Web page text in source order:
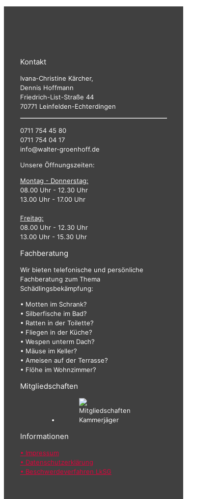
Kontakt
Ivana-Christine Kärcher,
Dennis Hoffmann
Friedrich-List-Straße 44
70771 Leinfelden-Echterdingen
0711 754 45 80
0711 754 04 17
info@walter-groenhoff.de
Unsere Öffnungszeiten:
Montag - Donnerstag:
08.00 Uhr - 12.30 Uhr
13.00 Uhr - 17.00 Uhr
Freitag:
08.00 Uhr - 12.30 Uhr
13.00 Uhr - 15.30 Uhr
Fachberatung
Wir bieten telefonische und persönliche
Fachberatung zum Thema
Schädlingsbekämpfung:
• Motten im Schrank?
• Silberfische im Bad?
• Ratten in der Toilette?
• Fliegen in der Küche?
• Wespen unterm Dach?
• Mäuse im Keller?
• Ameisen auf der Terrasse?
• Flöhe im Wohnzimmer?
Mitgliedschaften
Informationen
• Impressum
• Datenschutzerklärung
• Beschwerdeverfahren LkSG